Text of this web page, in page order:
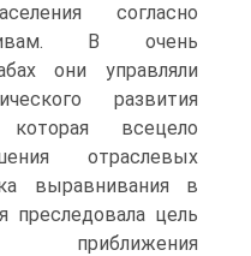
согласно
В очень
они управляли
развития
всецело
отраслевых
выравнивания в
цель
приближения